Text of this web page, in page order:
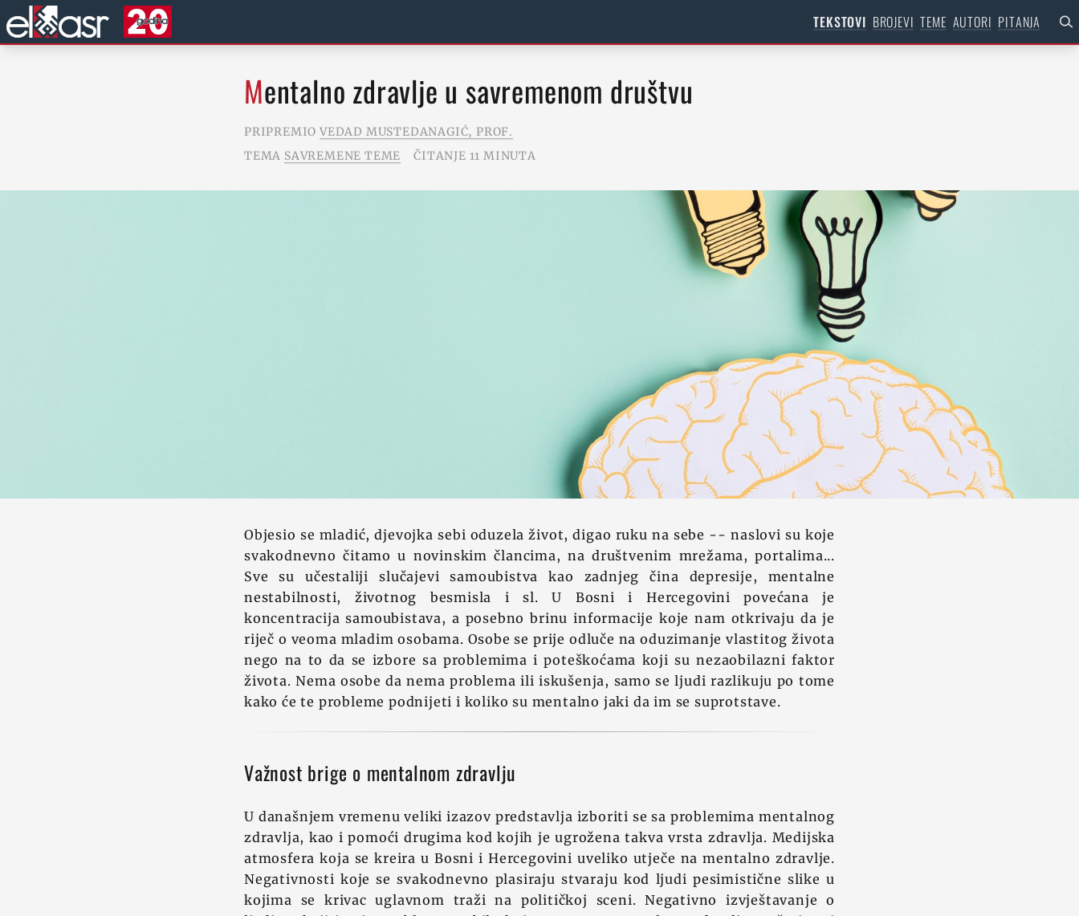
TEKSTOVI BROJEVI TEME AUTORI PITANJA
Mentalno zdravlje u savremenom društvu
PRIPREMIO VEDAD MUSTEDANAGIĆ, PROF.
TEMA SAVREMENE TEME ČITANJE 11 MINUTA
Objesio se mladić, djevojka sebi oduzela život, digao ruku na sebe -- naslovi su koje
svakodnevno čitamo u novinskim člancima, na društvenim mrežama, portalima...
Sve su učestaliji slučajevi samoubistva kao zadnjeg čina depresije, mentalne
nestabilnosti, životnog besmisla i sl. U Bosni i Hercegovini povećana je
koncentracija samoubistava, a posebno brinu informacije koje nam otkrivaju da je
riječ o veoma mladim osobama. Osobe se prije odluče na oduzimanje vlastitog života
nego na to da se izbore sa problemima i poteškoćama koji su nezaobilazni faktor
života. Nema osobe da nema problema ili iskušenja, samo se ljudi razlikuju po tome
kako će te probleme podnijeti i koliko su mentalno jaki da im se suprotstave.
Važnost brige o mentalnom zdravlju
U današnjem vremenu veliki izazov predstavlja izboriti se sa problemima mentalnog
zdravlja, kao i pomoći drugima kod kojih je ugrožena takva vrsta zdravlja. Medijska
atmosfera koja se kreira u Bosni i Hercegovini uveliko utječe na mentalno zdravlje.
Negativnosti koje se svakodnevno plasiraju stvaraju kod ljudi pesimistične slike u
kojima se krivac uglavnom traži na političkoj sceni. Negativno izvještavanje o